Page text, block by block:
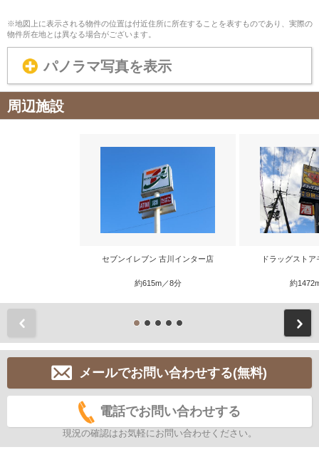
※地図上に表示される物件の位置は付近住所に所在することを表すものであり、実際の
物件所在地とは異なる場合がございます。
パノラマ写真を表示
周辺施設
セブンイレブン 古川インター店
約615m／8分
ドラッグスト
約
メールでお問い合わせする(無料)
電話でお問い合わせする
現況の確認はお気軽にお問い合わせください。